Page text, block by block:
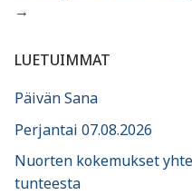
→
LUETUIMMAT
Päivän Sana
Perjantai 07.08.2026
Nuorten kokemukset
tunteesta